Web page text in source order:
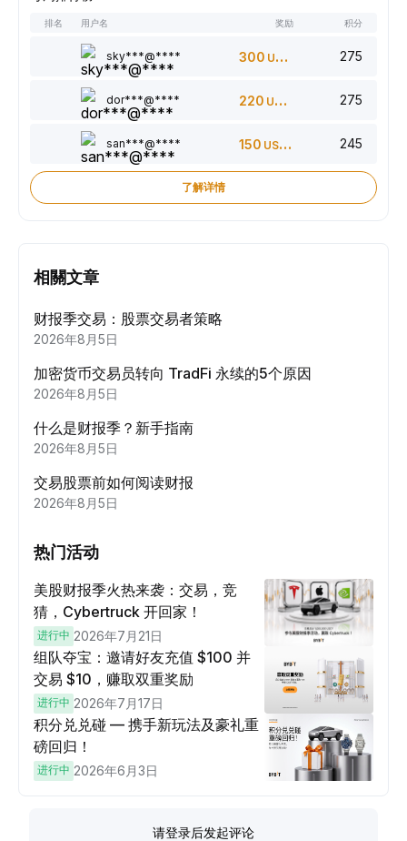
排名 用户名 奖励 积分
sky***@**** 300 USDT 275
dor***@**** 220 USDT 275
san***@**** 150 USDT 245
了解详情
相關文章
财报季交易：股票交易者策略
2026年8月5日
加密货币交易员转向 TradFi 永续的5个原因
2026年8月5日
什么是财报季？新手指南
2026年8月5日
交易股票前如何阅读财报
2026年8月5日
热门活动
美股财报季火热来袭：交易，竞
猜，Cybertruck 开回家！
进行中 2026年7月21日
组队夺宝：邀请好友充值 $100 并
交易 $10，赚取双重奖励
进行中 2026年7月17日
积分兑兑碰 — 携手新玩法及豪礼重
磅回归！
进行中 2026年6月3日
请登录后发起评论